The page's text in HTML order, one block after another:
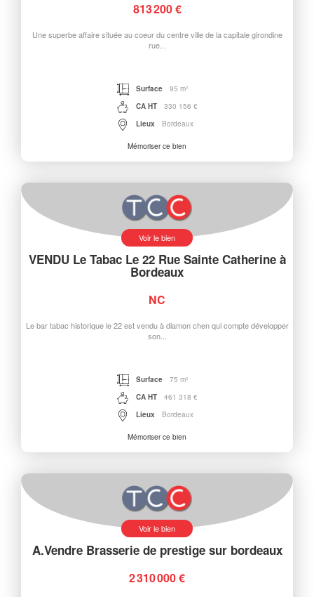
813 200 €
Une superbe affaire située au coeur du centre ville de la capitale girondine
rue...
Surface
95 m²
CA HT
330 156 €
Lieux
Bordeaux
Mémoriser ce bien
Voir le bien
VENDU Le Tabac Le 22 Rue Sainte Catherine à
Bordeaux
NC
Le bar tabac historique le 22 est vendu à diamon chen qui compte développer
son...
Surface
75 m²
CA HT
461 318 €
Lieux
Bordeaux
Mémoriser ce bien
Voir le bien
A.Vendre Brasserie de prestige sur bordeaux
2 310 000 €